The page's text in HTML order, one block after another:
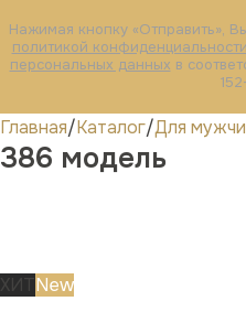
Нажимая кнопку «Отправить»,
политикой конфиденциальности
персональных данных в
Главная Каталог Для
386 модель
ХИТNew